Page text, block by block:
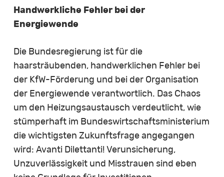
Handwerkliche Fehler bei der
Energiewende
Die Bundesregierung ist für die
haarsträubenden, handwerklichen Fehler bei
der KfW-Förderung und bei der Organisation
der Energiewende verantwortlich. Das Chaos
um den Heizungsaustausch verdeutlicht, wie
stümperhaft im Bundeswirtschaftsministerium
die wichtigsten Zukunftsfrage angegangen
wird: Avanti Dilettanti! Verunsicherung,
Unzuverlässigkeit und Misstrauen sind eben